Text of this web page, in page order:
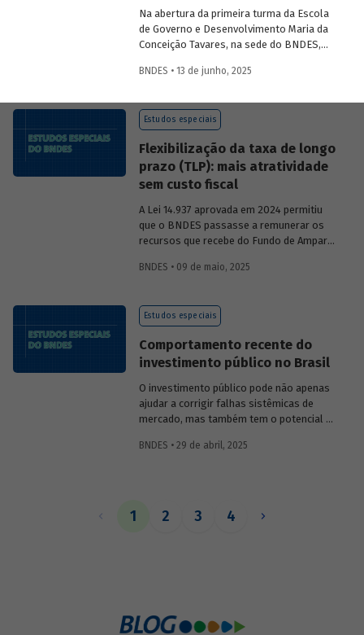
Na abertura da primeira turma da Escola
de Governo e Desenvolvimento Maria da
Conceição Tavares, na sede do BNDES,
José Manuel Salazar-Xirinachs, Secretário
Ministra de Gestão e Inovação para o
Setor Público debatarem um novo
região.
BNDES • 13 de junho, 2025
Estudos especiais
Flexibilização da taxa de longo
prazo (TLP): mais atratividade
sem custo fiscal
A Lei 14.937 aprovada em 2024 permitiu
que o BNDES passasse a remunerar os
recursos que recebe do Fundo de Amparo
quanto por taxas nominais prefixadas de
impacto dessa mudança na atratividade
do apoio do BNDES.
BNDES • 09 de maio, 2025
Estudos especiais
Comportamento recente do
investimento público no Brasil
O investimento público pode não apenas
ajudar a corrigir falhas sistêmicas de
mercado, mas também tem o potencial de
economia, com efeitos multiplicadores e
do investi­mento público no Brasil nos
BNDES • 29 de abril, 2025
1 2 3 4